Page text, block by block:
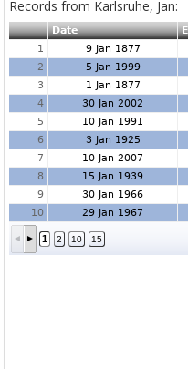
Records from Karlsruhe, Jan:
Date
1
9 Jan 1877
2
5 Jan 1999
3
1 Jan 1877
4
30 Jan 2002
5
10 Jan 1991
6
3 Jan 1925
7
10 Jan 2007
8
15 Jan 1939
9
30 Jan 1966
10
29 Jan 1967
1 2 10 15